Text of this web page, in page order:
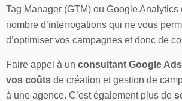
Tag Manager (GTM) ou Google Analytics
nombre d’interrogations qui ne vous
d’optimiser vos campagnes et donc de
Faire appel à un consultant Google Ads
vos coûts de création et gestion de
à une agence. C’est également plus de